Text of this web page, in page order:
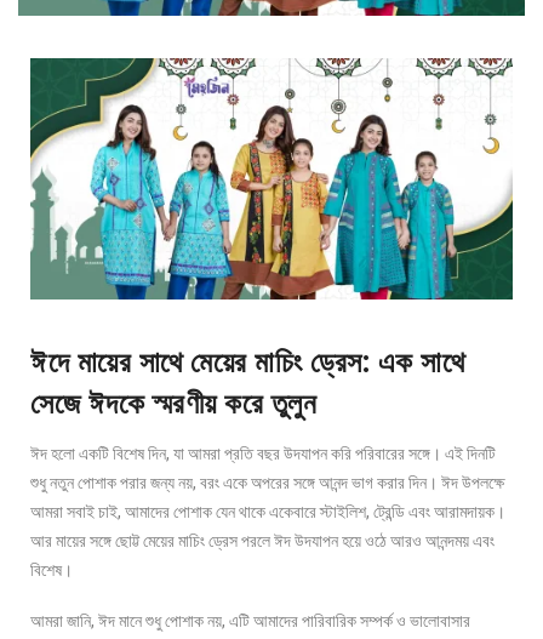
ঈদে মায়ের সাথে মেয়ের মাচিং ড্রেস: এক সাথে
সেজে ঈদকে স্মরণীয় করে তুলুন
ঈদ হলো একটি বিশেষ দিন, যা আমরা প্রতি বছর উদযাপন করি পরিবারের সঙ্গে। এই দিনটি
শুধু নতুন পোশাক পরার জন্য নয়, বরং একে অপরের সঙ্গে আনন্দ ভাগ করার দিন। ঈদ উপলক্ষে
আমরা সবাই চাই, আমাদের পোশাক যেন থাকে একেবারে স্টাইলিশ, ট্রেন্ডি এবং আরামদায়ক।
আর মায়ের সঙ্গে ছোট্ট মেয়ের মাচিং ড্রেস পরলে ঈদ উদযাপন হয়ে ওঠে আরও আনন্দময় এবং
বিশেষ।
আমরা জানি, ঈদ মানে শুধু পোশাক নয়, এটি আমাদের পারিবারিক সম্পর্ক ও ভালোবাসার